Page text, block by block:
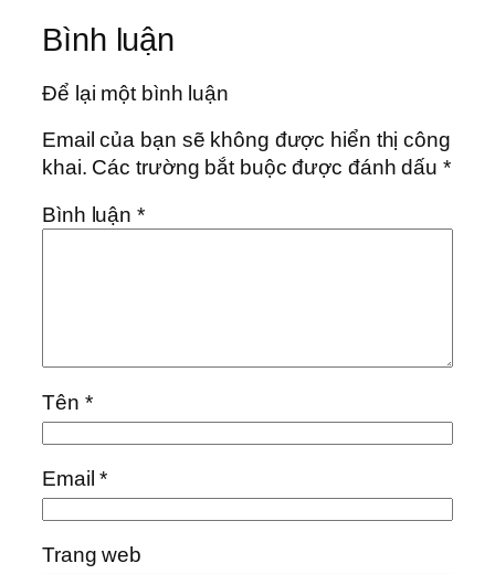
Bình luận
Để lại một bình luận
Email của bạn sẽ không được hiển thị công
khai. Các trường bắt buộc được đánh dấu*
Bình luận*
Tên *
Email*
Trang web